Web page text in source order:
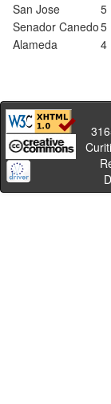
San Jose
5
Senador Canedo5
Alameda
4